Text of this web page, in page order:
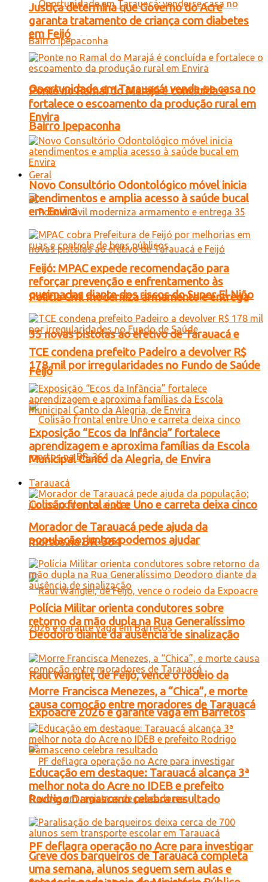
Oportunidade em Tarauacá: vende-se casa no
Bairro Ipepaconha
Geral
Polícia Civil moderniza armamento e entrega
35 novas pistolas ao efetivo de Tarauacá e
Feijó
Colisão frontal entre Uno e carreta deixa cinco
mortos na BR-364
Raul Wanglei, de Feijó, vence o rodeio da
Expoacre 2026 e garante vaga em Barretos
PF deflagra operação no Acre para investigar
Justiça determina que Governo do Acre
garanta tratamento de criança com diabetes
em Feijó
Ponte no Ramal do Marajá é concluída e
fortalece o escoamento da produção rural em
Envira
Novo Consultório Odontológico móvel inicia
atendimentos e amplia acesso à saúde bucal
em Envira
Feijó: MPAC expede recomendação para
reforçar prevenção e enfrentamento às
queimadas diante dos riscos do Super El Niño
TCE condena prefeito Padeiro a devolver R$
178 mil por irregularidades no Fundo de Saúde
Exposição “Ecos da Infância” fortalece
aprendizagem e aproxima famílias da Escola
Municipal Canto da Alegria, de Envira
Tarauacá
Morador de Tarauacá pede ajuda da
população; juntos podemos ajudar
Polícia Militar orienta condutores sobre
retorno da mão dupla na Rua Generalíssimo
Deodoro diante da ausência de sinalização
Morre Francisca Menezes, a “Chica”, e morte
causa comoção entre moradores de Tarauacá
Educação em destaque: Tarauacá alcança 3ª
melhor nota do Acre no IDEB e prefeito
Rodrigo Damasceno celebra resultado
Greve dos barqueiros de Tarauacá completa
uma semana, alunos seguem sem aulas e